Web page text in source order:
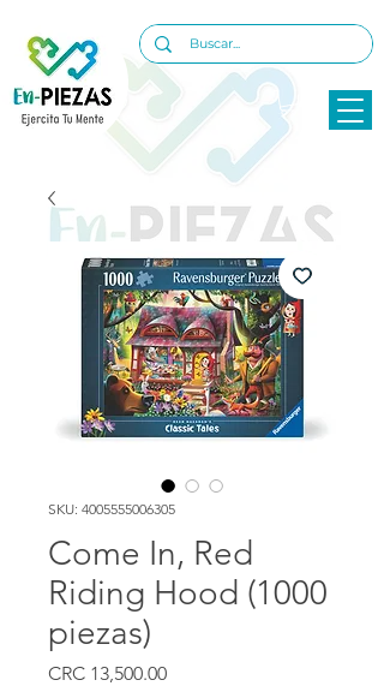
SKU: 4005555006305
Come In, Red
Riding Hood (1000
piezas)
CRC 13,500.00Precio